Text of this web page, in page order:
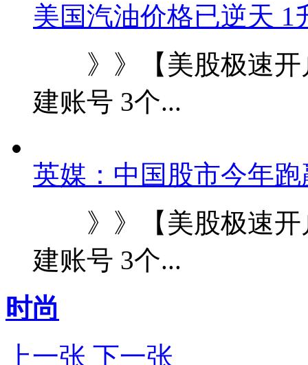
美国汽油价格已逆天 1
》》【美股极速开
建账号 3个...
英媒：中国股市今年跑
》》【美股极速开
建账号 3个...
时尚
上一张 下一张